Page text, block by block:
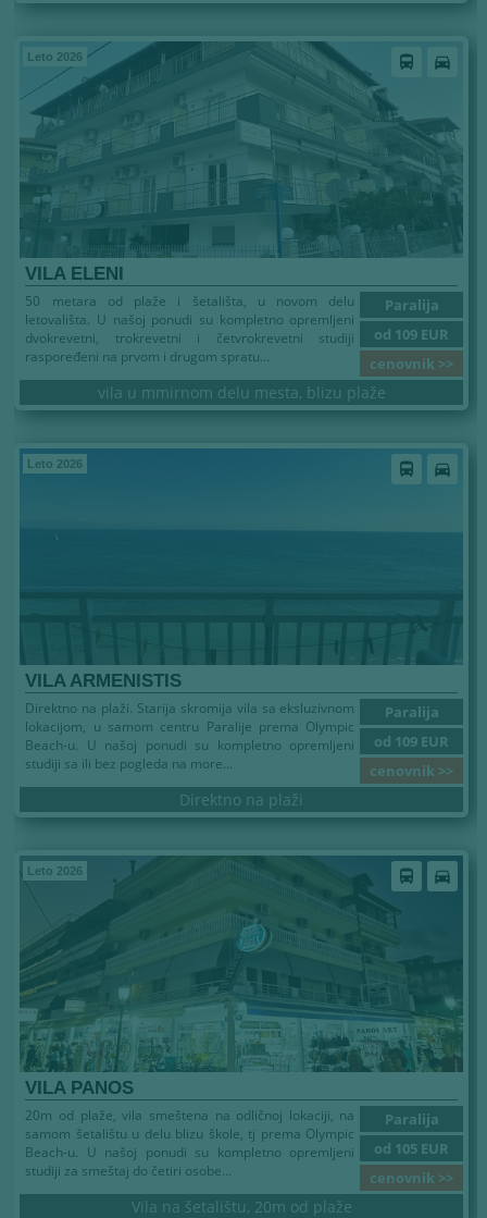
Leto 2026 directions_bus directions_car
VILA ELENI
Paralija
od 109 EUR
cenovnik >>
50 metara od plaže i šetališta, u novom delu
letovališta. U našoj ponudi su kompletno opremljeni
dvokrevetni, trokrevetni i četvrokrevetni studiji
raspoređeni na prvom i drugom spratu...
vila u mmirnom delu mesta, blizu plaže
Leto 2026 directions_bus directions_car
VILA ARMENISTIS
Paralija
od 109 EUR
cenovnik >>
Direktno na plaži. Starija skromija vila sa eksluzivnom
lokacijom, u samom centru Paralije prema Olympic
Beach-u. U našoj ponudi su kompletno opremljeni
studiji sa ili bez pogleda na more...
Direktno na plaži
Leto 2026 directions_bus directions_car
VILA PANOS
Paralija
od 105 EUR
cenovnik >>
20m od plaže, vila smeštena na odličnoj lokaciji, na
samom šetalištu u delu blizu škole, tj prema Olympic
Beach-u. U našoj ponudi su kompletno opremljeni
studiji za smeštaj do četiri osobe...
Vila na šetalištu, 20m od plaže